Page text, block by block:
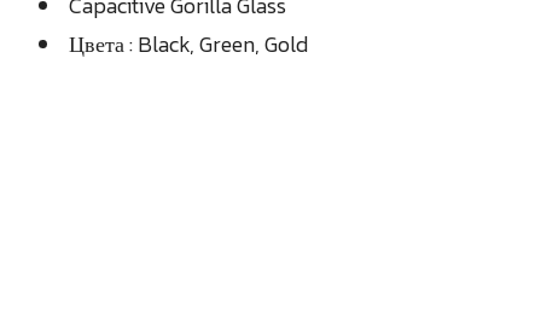
Цвета : Black, Green, Gold